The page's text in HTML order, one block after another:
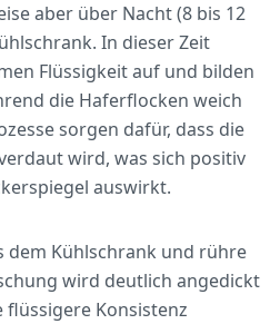
aber über Nacht (8 bis 12
In dieser Zeit
Flüssigkeit auf und bilden
die Haferflocken weich
sorgen dafür, dass die
wird, was sich positiv
auswirkt.
dem Kühlschrank und rühre
wird deutlich angedickt
flüssigere Konsistenz